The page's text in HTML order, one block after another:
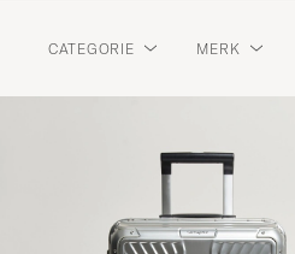
CATEGORIE MERK